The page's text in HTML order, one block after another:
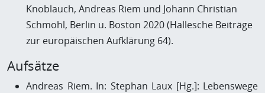
Knoblauch, Andreas Riem und Johann Christian
Schmohl, Berlin u. Boston 2020 (Hallesche Beiträge
zur europäischen Aufklärung 64).
Aufsätze
Andreas Riem. In: Stephan Laux [Hg.]: Lebenswege